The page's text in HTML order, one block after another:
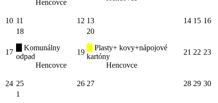
Hencovce
10 11 12 13 14 15 16
17
18
Komunálny
odpad
Hencovce
19
20
Plasty+ kovy+nápojové
kartóny
Hencovce
21 22 23
24 25 26 27 28 29 30
1